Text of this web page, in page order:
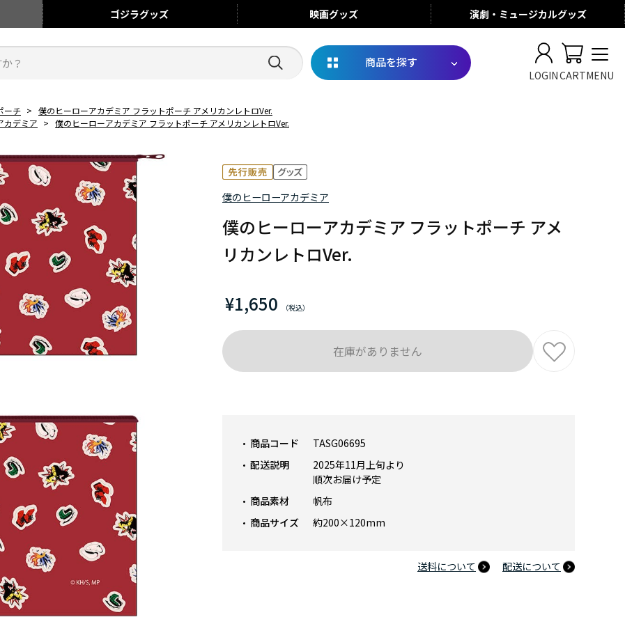
ゴジラグッズ 映画グッズ 演劇・ミュージカルグッズ
商品を探す
LOGINCARTMENU
ーチ > 僕のヒーローアカデミア フラットポーチ アメリカンレトロVer.
カデミア > 僕のヒーローアカデミア フラットポーチ アメリカンレトロVer.
僕のヒーローアカデミア
僕のヒーローアカデミア フラットポーチ アメ
リカンレトロVer.
¥1,650
商品コード
TASG06695
配送説明
2025年11月上旬より
順次お届け予定
商品素材
帆布
商品サイズ
約200×120mm
送料について 配送について
在庫がありません